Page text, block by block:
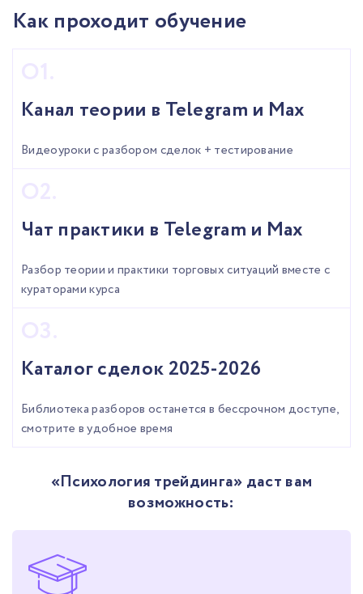
Как проходит обучение
Канал теории в Telegram и Max
Видеоуроки с разбором сделок + тестирование
Чат практики в Telegram и Max
Разбор теории и практики торговых ситуаций вместе с
кураторами курса
Каталог сделок 2025-2026
Библиотека разборов останется в бессрочном доступе,
смотрите в удобное время
«Психология трейдинга» даст вам
возможность: